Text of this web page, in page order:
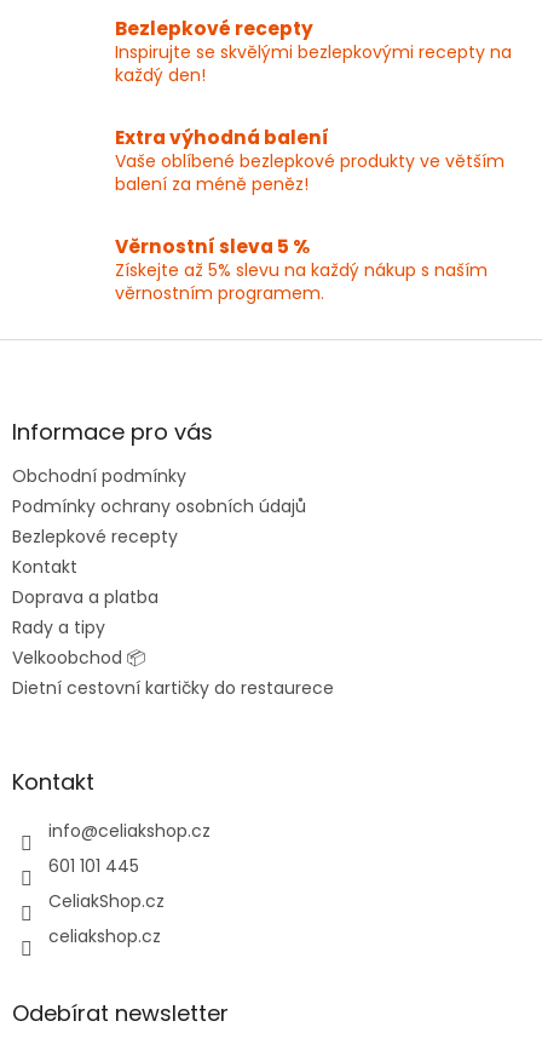
Bezlepkové recepty
Inspirujte se skvělými bezlepkovými recepty na
každý den!
Extra výhodná balení
Vaše oblíbené bezlepkové produkty ve větším
balení za méně peněz!
Věrnostní sleva 5 %
Získejte až 5% slevu na každý nákup s naším
věrnostním programem.
Z
aInformace pro vás
Obchodní podmínky
Podmínky ochrany osobních údajů
Bezlepkové recepty
Kontakt
Doprava a platba
Rady a tipy
Velkoobchod 📦
Dietní cestovní kartičky do restaurece
Kontakt
info@celiakshop.cz
601 101 445
CeliakShop.cz
celiakshop.cz
Odebírat newsletter